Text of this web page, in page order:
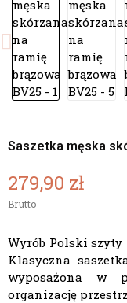
Saszetka męska
279,90 zł
Brutto
Wyrób Polski szyty
Klasyczna
wyposażona w
organizację